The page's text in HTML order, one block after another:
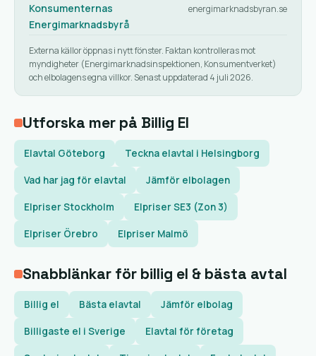
Konsumenternas
Energimarknadsbyrå
energimarknadsbyran.se
Externa källor öppnas i nytt fönster. Faktan kontrolleras mot
myndigheter (Energimarknadsinspektionen, Konsumentverket)
och elbolagens egna villkor. Senast uppdaterad 4 juli 2026.
Utforska mer på Billig El
Elavtal Göteborg Teckna elavtal i Helsingborg
Vad har jag för elavtal Jämför elbolagen
Elpriser Stockholm Elpriser SE3 (Zon 3)
Elpriser Örebro Elpriser Malmö
Snabblänkar för billig el & bästa avtal
Billig el Bästa elavtal Jämför elbolag
Billigaste el i Sverige Elavtal för företag